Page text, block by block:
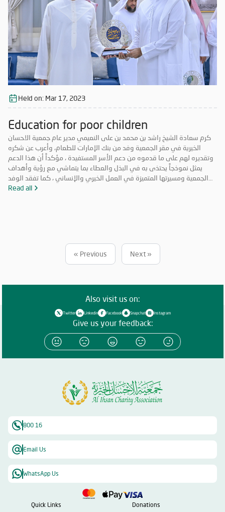
Held on: Mar 17, 2023
Education for poor children
كرم سعادة الشيخ راشد بن محمد بن على النعيمي مدير عام جمعية الاحسان
الخيرية في مقر الجمعية وفد من بنك الإمارات للطعام، وأعرب عن شكره
وتقديره لهم على ما قدموه من دعم الأسر المستفيدة ، مؤكداً أن هذا الدعم
يمثل نموذجاً يحتذى به في البذل والعطاء بما يتماشي مع رؤية وأهداف
الجمعية ومسيرتها المتميزة في العمل الخيري والإنساني ، كما تفقد الوفد
مستودعات الجمعية والمعرض الخيري ، وأيضاً قام بجولة للتعرف على
Read all
« Previous Next »
Also visit us on:
Twitter Linkedin Facebook Snapchat Instagram
Give us your feedback:
800 16
Email Us
WhatsApp Us
Quick Links Donations